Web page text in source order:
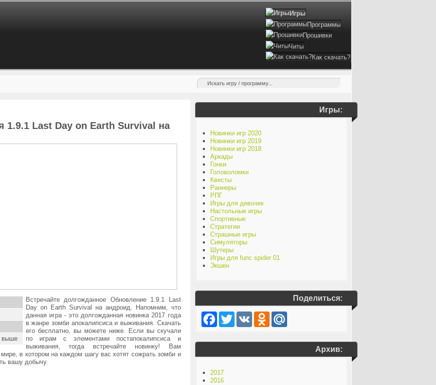
Игры
Программы
Прошивки
Читы
Как скачать?
Last Day on Earth Survival на
выше
Встречайте долгожданное Обновление 1.9.1 Last
Day on Earth Survival на андроид. Напомним, что
данная игра - это долгожданная новинка 2017 года
в жанре зомби апокалипсиса и выживания. Скачать
его бесплатно, вы можете ниже. Если вы скучали
по играм с элементами постапокалипсиса и
выживания, тогда встречайте новинку! Вам
в котором на каждом шагу вас хотят сожрать зомби и
вашу добычу.
Игры:
Новинки игр 2020
Новинки игр 2019
Новинки игр 2018
Аркады
Гонки
Головоломки
Квесты
Раннеры
РПГ
Игры для девочек
Настольные игры
Спортивные
Стратегии
Страшные игры
Симуляторы
Шутеры
Игры для func spider 01
Экшен
Поделиться:
FacebookTwitter VK Odnoklassniki
Архив:
2017
2016